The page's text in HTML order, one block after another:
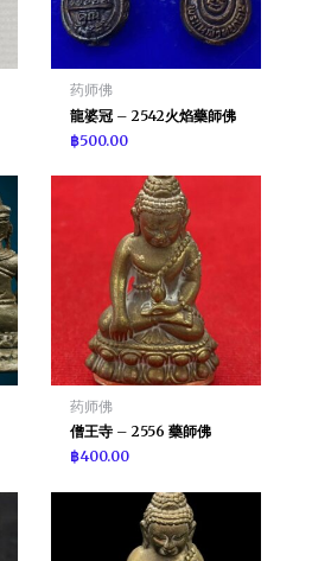
药师佛
龍婆冠 – 2542火焰藥師佛
฿500.00
药师佛
僧王寺 – 2556 藥師佛
฿400.00